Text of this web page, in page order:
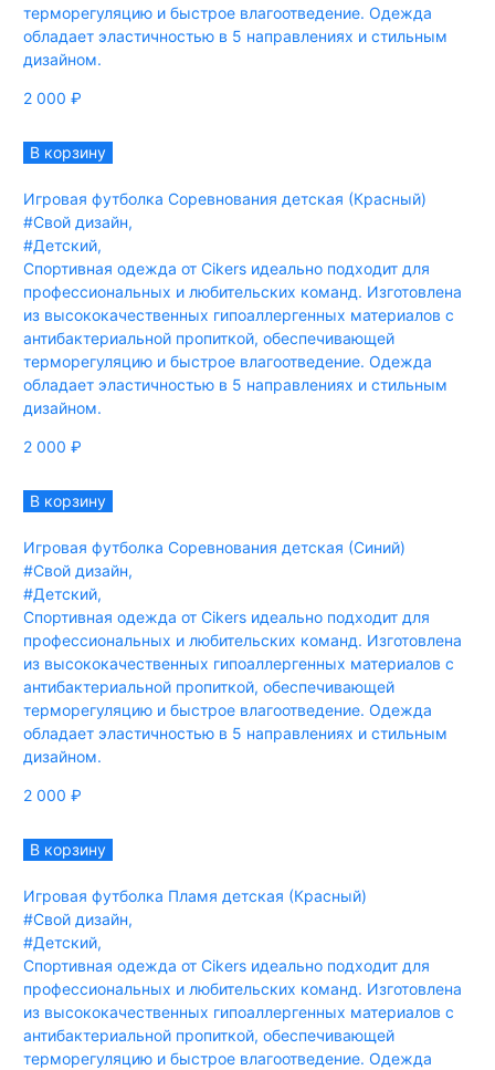
терморегуляцию и быстрое влагоотведение. Одежда
обладает эластичностью в 5 направлениях и стильным
дизайном.
2 000 ₽
В корзину
Игровая футболка Соревнования детская (Красный)
#Свой дизайн,
#Детский,
Спортивная одежда от Cikers идеально подходит для
профессиональных и любительских команд. Изготовлена
из высококачественных гипоаллергенных материалов с
антибактериальной пропиткой, обеспечивающей
терморегуляцию и быстрое влагоотведение. Одежда
обладает эластичностью в 5 направлениях и стильным
дизайном.
2 000 ₽
В корзину
Игровая футболка Соревнования детская (Синий)
#Свой дизайн,
#Детский,
Спортивная одежда от Cikers идеально подходит для
профессиональных и любительских команд. Изготовлена
из высококачественных гипоаллергенных материалов с
антибактериальной пропиткой, обеспечивающей
терморегуляцию и быстрое влагоотведение. Одежда
обладает эластичностью в 5 направлениях и стильным
дизайном.
2 000 ₽
В корзину
Игровая футболка Пламя детская (Красный)
#Свой дизайн,
#Детский,
Спортивная одежда от Cikers идеально подходит для
профессиональных и любительских команд. Изготовлена
из высококачественных гипоаллергенных материалов с
антибактериальной пропиткой, обеспечивающей
терморегуляцию и быстрое влагоотведение. Одежда